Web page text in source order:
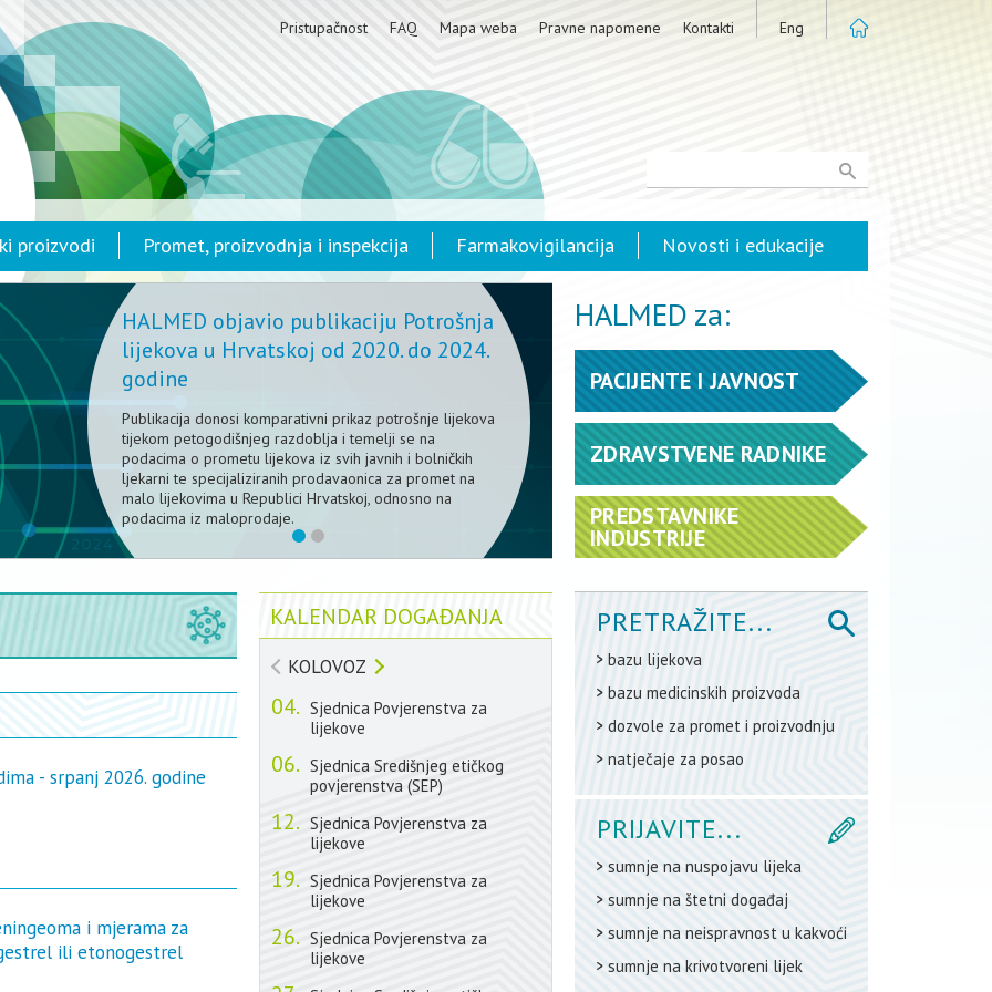
Pristupačnost FAQ Mapa weba Pravne napomene Kontakti Eng
proizvodi Promet, proizvodnja i inspekcija Farmakovigilancija Novosti i edukacije
HALMED objavio publikaciju Potrošnja
lijekova u Hrvatskoj od 2020. do 2024.
godine
Publikacija donosi komparativni prikaz potrošnje lijekova
tijekom petogodišnjeg razdoblja i temelji se na
podacima o prometu lijekova iz svih javnih i bolničkih
ljekarni te specijaliziranih prodavaonica za promet na
malo lijekovima u Republici Hrvatskoj, odnosno na
podacima iz maloprodaje.
1 2
ispitivanje o
COVID-19 namijenjeni
- srpanj 2026. godine
i mjerama za
ili etonogestrel
KALENDAR DOGAĐANJA
KOLOVOZ
04. Sjednica Povjerenstva za
lijekove
06. Sjednica Središnjeg etičkog
povjerenstva (SEP)
12. Sjednica Povjerenstva za
lijekove
19. Sjednica Povjerenstva za
lijekove
26. Sjednica Povjerenstva za
lijekove
HALMED za:
PACIJENTE I JAVNOST
ZDRAVSTVENE RADNIKE
PREDSTAVNIKE
INDUSTRIJE
PRETRAŽITE...
bazu lijekova
bazu medicinskih proizvoda
dozvole za promet i proizvodnju
natječaje za posao
PRIJAVITE...
sumnje na nuspojavu lijeka
sumnje na štetni događaj
sumnje na neispravnost u kakvoći
sumnje na krivotvoreni lijek